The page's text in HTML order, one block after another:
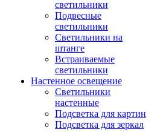
светильники
Подвесные
светильники
Светильники на
штанге
Встраиваемые
светильники
Настенное освещение
Светильники
настенные
Подсветка для картин
Подсветка для зеркал